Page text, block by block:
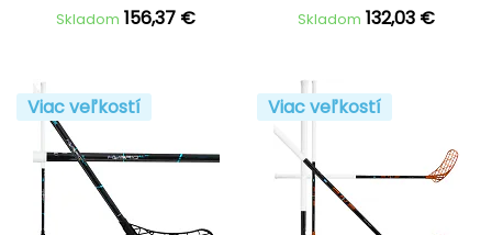
Skladom 156,37 €
Skladom 132,03 €
Viac veľkostí Viac veľkostí